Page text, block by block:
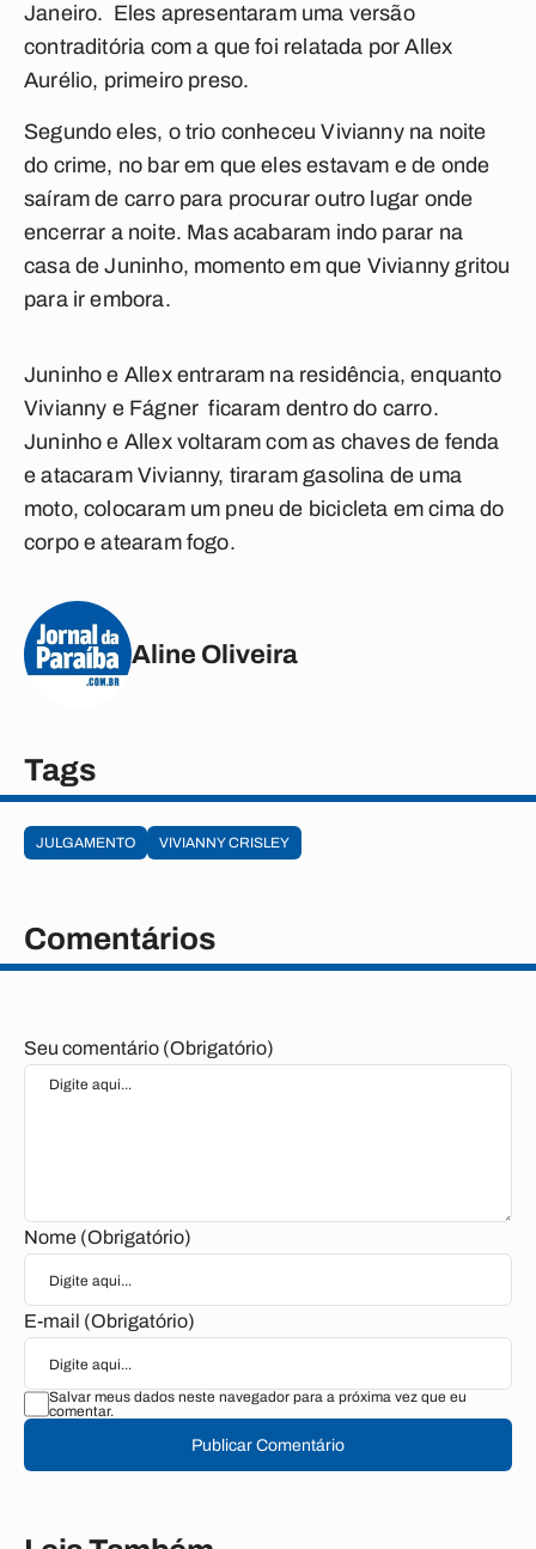
Janeiro. Eles apresentaram uma versão
contraditória com a que foi relatada por Allex
Aurélio, primeiro preso.
Segundo eles, o trio conheceu Vivianny na noite
do crime, no bar em que eles estavam e de onde
saíram de carro para procurar outro lugar onde
encerrar a noite. Mas acabaram indo parar na
casa de Juninho, momento em que Vivianny gritou
para ir embora.
Juninho e Allex entraram na residência, enquanto
Vivianny e Fágner ficaram dentro do carro.
Juninho e Allex voltaram com as chaves de fenda
e atacaram Vivianny, tiraram gasolina de uma
moto, colocaram um pneu de bicicleta em cima do
corpo e atearam fogo.
Aline Oliveira
Tags
JULGAMENTO VIVIANNY CRISLEY
Comentários
Seu comentário (Obrigatório)
Nome (Obrigatório)
E-mail (Obrigatório)
Salvar meus dados neste navegador para a próxima vez que eu
comentar.
Publicar Comentário